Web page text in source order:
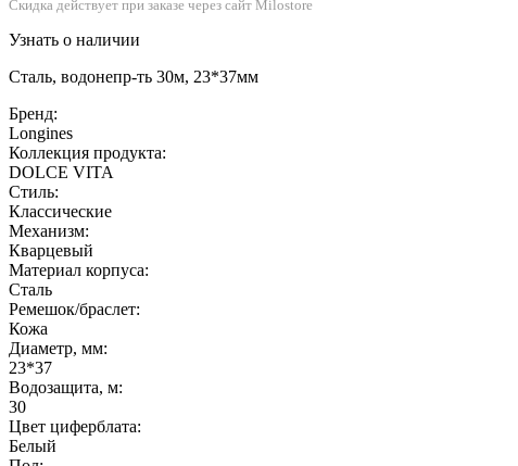
Скидка действует при заказе через сайт Milostore
Узнать о наличии
Сталь, водонепр-ть 30м, 23*37мм
Бренд:
Longines
Коллекция продукта:
DOLCE VITA
Стиль:
Классические
Механизм:
Кварцевый
Материал корпуса:
Сталь
Ремешок/браслет:
Кожа
Диаметр, мм:
23*37
Водозащита, м:
30
Цвет циферблата:
Белый